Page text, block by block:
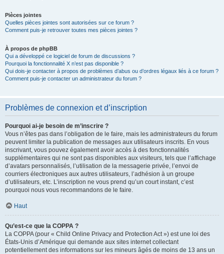
Pièces jointes
Quelles pièces jointes sont autorisées sur ce forum ?
Comment puis-je retrouver toutes mes pièces jointes ?
À propos de phpBB
Qui a développé ce logiciel de forum de discussions ?
Pourquoi la fonctionnalité X n’est pas disponible ?
Qui dois-je contacter à propos de problèmes d’abus ou d’ordres légaux liés à ce forum ?
Comment puis-je contacter un administrateur du forum ?
Problèmes de connexion et d’inscription
Pourquoi ai-je besoin de m’inscrire ?
Vous n’êtes pas dans l’obligation de le faire, mais les administrateurs du forum
peuvent limiter la publication de messages aux utilisateurs inscrits. En vous
inscrivant, vous pouvez également avoir accès à des fonctionnalités
supplémentaires qui ne sont pas disponibles aux visiteurs, tels que l’affichage
d’avatars personnalisés, l’utilisation de la messagerie privée, l’envoi de
courriers électroniques aux autres utilisateurs, l’adhésion à un groupe
d’utilisateurs, etc. L’inscription ne vous prend qu’un court instant, c’est
pourquoi nous vous recommandons de le faire.
Haut
Qu’est-ce que la COPPA ?
La COPPA (pour « Child Online Privacy and Protection Act ») est une loi des
États-Unis d’Amérique qui demande aux sites internet collectant
potentiellement des informations sur les mineurs âgés de moins de 13 ans un